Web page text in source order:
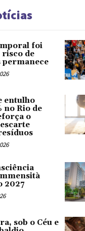
foi
risco de
entulho
no Rio de
o
2027
sob o Céu e